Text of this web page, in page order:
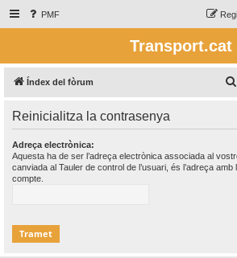
PMF
Transport.cat
Índex del fòrum
Reinicialitza la contrasenya
Adreça electrònica:
Aquesta ha de ser l’adreça electrònica associada al
canviada al Tauler de control de l’usuari, és l’adreça
compte.